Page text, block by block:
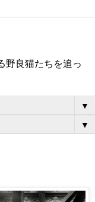
野良猫たちを追っ
▼
▼